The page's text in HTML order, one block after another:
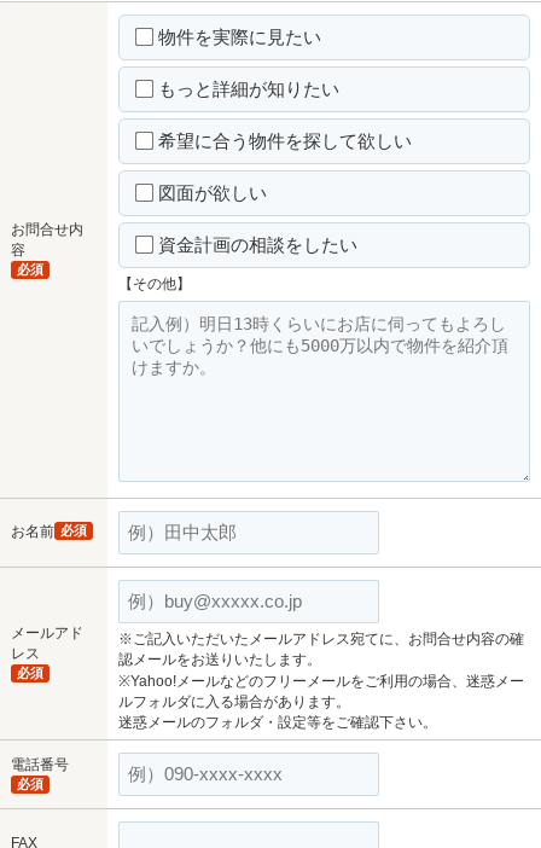
お問合せ内
容
必須
物件を実際に見たい
もっと詳細が知りたい
希望に合う物件を探して欲しい
図面が欲しい
資金計画の相談をしたい
【その他】
お名前 必須
メールアド
レス
必須
※ご記入いただいたメールアドレス宛てに、お問合せ内容の確
認メールをお送りいたします。
※Yahoo!メールなどのフリーメールをご利用の場合、迷惑メー
ルフォルダに入る場合があります。
迷惑メールのフォルダ・設定等をご確認下さい。
電話番号
必須
FAX